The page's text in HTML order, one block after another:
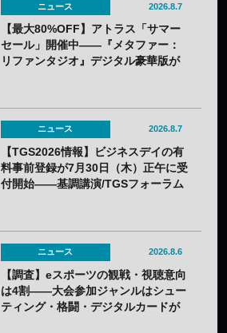
ニュース 2026.8.7
【最大80%OFF】アトラス「サマー
セール」開催中——『メタファー：
リファンタジオ』デジタル豪華版が
ニュース 2026.8.7
【TGS2026情報】ビジネスデイの有
料事前登録が7月30日（木）正午に受
付開始——基調講演/TGSフォーラム
ニュース 2026.8.6
【調査】eスポーツの観戦・視聴意向
は4割——大会参加ジャンルはシュー
ティング・格闘・デジタルカードが